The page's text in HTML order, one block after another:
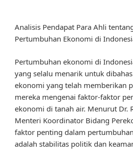
Analisis Pendapat Para Ahli
Pertumbuhan Ekonomi di
Pertumbuhan ekonomi di
yang selalu menarik untuk
ekonomi yang telah memberikan
mereka mengenai faktor-faktor
ekonomi di tanah air. Menurut Dr.
Menteri Koordinator Bidang
faktor penting dalam
adalah stabilitas politik dan